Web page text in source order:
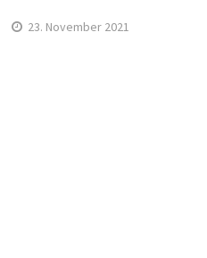
23. November 2021